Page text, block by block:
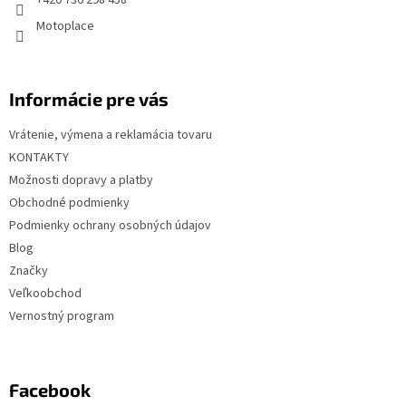
Motoplace
Informácie pre vás
Vrátenie, výmena a reklamácia tovaru
KONTAKTY
Možnosti dopravy a platby
Obchodné podmienky
Podmienky ochrany osobných údajov
Blog
Značky
Veľkoobchod
Vernostný program
Facebook